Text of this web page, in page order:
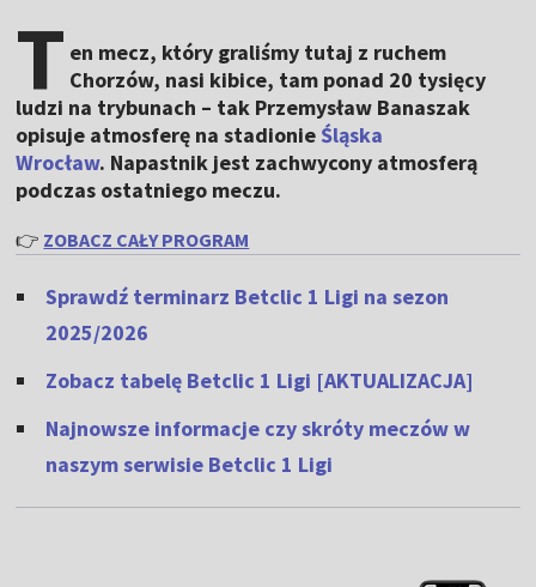
T en mecz, który graliśmy tutaj z ruchem
Chorzów, nasi kibice, tam ponad 20 tysięcy
ludzi na trybunach – tak Przemysław Banaszak
opisuje atmosferę na stadionie Śląska
Wrocław. Napastnik jest zachwycony atmosferą
podczas ostatniego meczu.
👉 ZOBACZ CAŁY PROGRAM
Sprawdź terminarz Betclic 1 Ligi na sezon
2025/2026
Zobacz tabelę Betclic 1 Ligi [AKTUALIZACJA]
Najnowsze informacje czy skróty meczów w
naszym serwisie Betclic 1 Ligi